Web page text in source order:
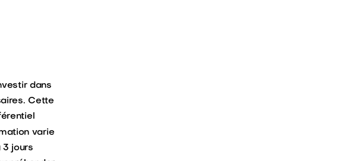
dans
Cette
varie
3 jours